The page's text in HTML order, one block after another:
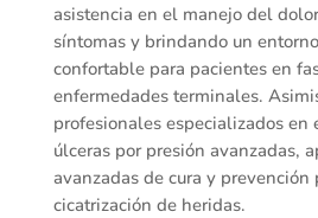
asistencia en el manejo del
síntomas y brindando un
confortable para pacientes en
enfermedades terminales.
profesionales especializados en
úlceras por presión avanzadas,
avanzadas de cura y prevención
cicatrización de heridas.